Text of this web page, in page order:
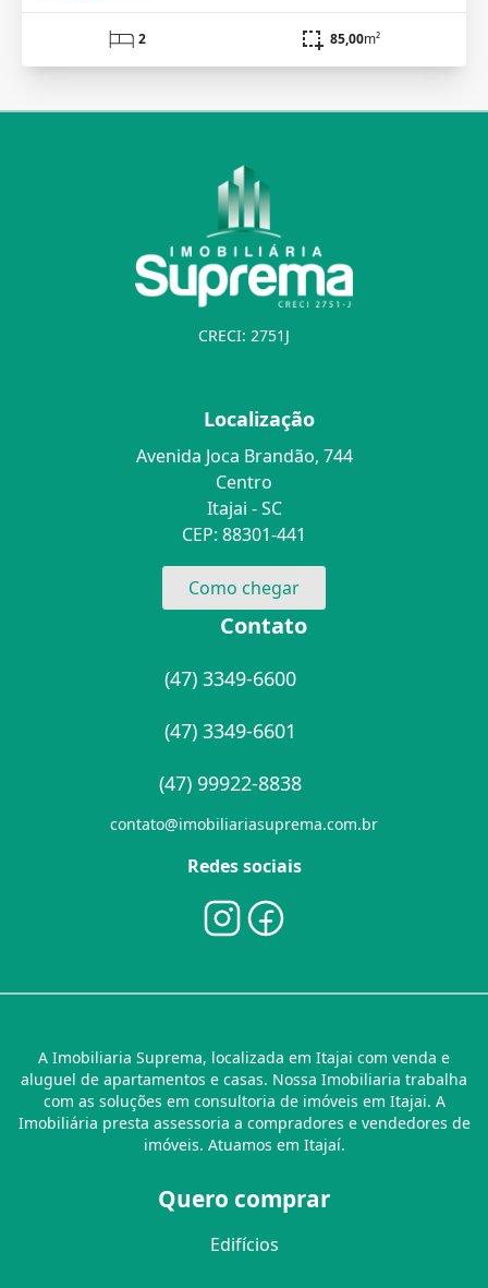
2 85,00m²
CRECI: 2751J
Localização
Avenida Joca Brandão, 744
Centro
Itajai - SC
CEP: 88301-441
Como chegar
Contato
(47) 3349-6600
(47) 3349-6601
(47) 99922-8838
contato@imobiliariasuprema.com.br
Redes sociais
A Imobiliaria Suprema, localizada em Itajai com venda e
aluguel de apartamentos e casas. Nossa Imobiliaria trabalha
com as soluções em consultoria de imóveis em Itajai. A
Imobiliária presta assessoria a compradores e vendedores de
imóveis. Atuamos em Itajaí.
Quero comprar
Edifícios